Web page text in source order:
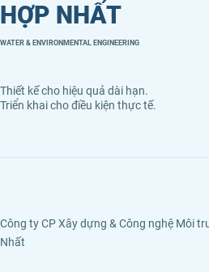
HỢP NHẤT
WATER & ENVIRONMENTAL ENGINEERING
Thiết kế cho hiệu quả dài hạn.
Triển khai cho điều kiện thực tế.
Công ty CP Xây dựng & Công nghệ Môi
Nhất